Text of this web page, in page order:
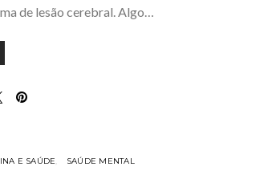
de lesão cerebral. Algo…
E SAÚDE SAÚDE MENTAL